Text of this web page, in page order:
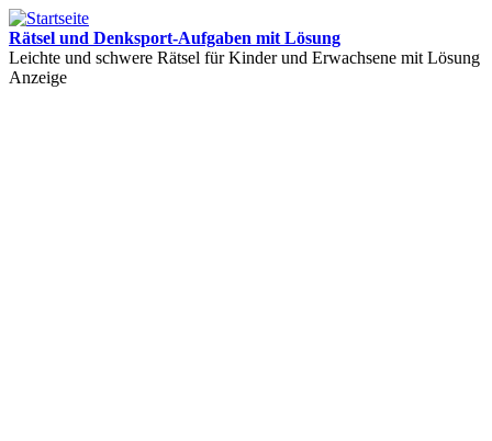
Rätsel und Denksport-Aufgaben mit Lösung
Leichte und schwere Rätsel für Kinder und Erwachsene mit Lösung
Anzeige